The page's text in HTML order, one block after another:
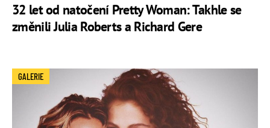
32 let od natočení Pretty Woman: Takhle se
změnili Julia Roberts a Richard Gere
GALERIE